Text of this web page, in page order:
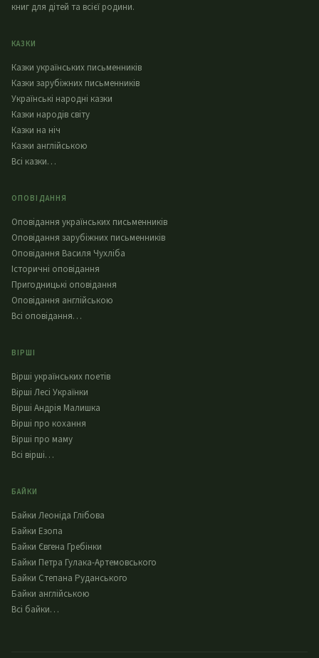
книг для дітей та всієї родини.
КАЗКИ
Казки українських письменників
Казки зарубіжних письменників
Українські народні казки
Казки народів світу
Казки на ніч
Казки англійською
Всі казки…
ОПОВІДАННЯ
Оповідання українських письменників
Оповідання зарубіжних письменників
Оповідання Василя Чухліба
Історичні оповідання
Пригодницькі оповідання
Оповідання англійською
Всі оповідання…
ВІРШІ
Вірші українських поетів
Вірші Лесі Українки
Вірші Андрія Малишка
Вірші про кохання
Вірші про маму
Всі вірші…
БАЙКИ
Байки Леоніда Глібова
Байки Езопа
Байки Євгена Гребінки
Байки Петра Гулака-Артемовського
Байки Степана Руданського
Байки англійською
Всі байки…